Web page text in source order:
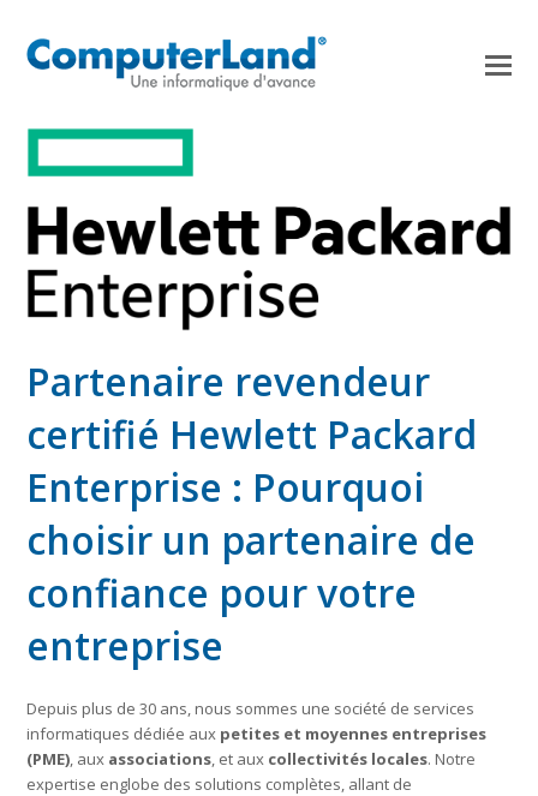
Partenaire revendeur
certifié Hewlett Packard
Enterprise : Pourquoi
choisir un partenaire de
confiance pour votre
entreprise
Depuis plus de 30 ans, nous sommes une société de services
informatiques dédiée aux petites et moyennes entreprises
(PME), aux associations, et aux collectivités locales. Notre
expertise englobe des solutions complètes, allant de